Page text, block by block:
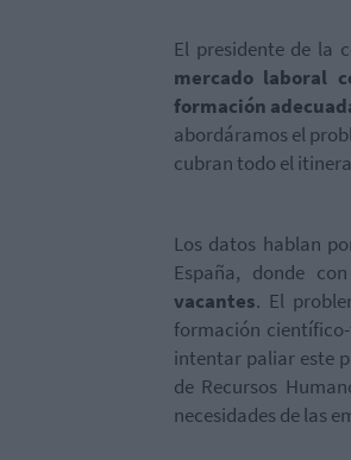
El presidente de la
mercado laboral
formación
abordáramos el
cubran todo el
Los datos hablan
España, donde con
vacantes. El
formación
intentar paliar este
de Recursos
necesidades de las